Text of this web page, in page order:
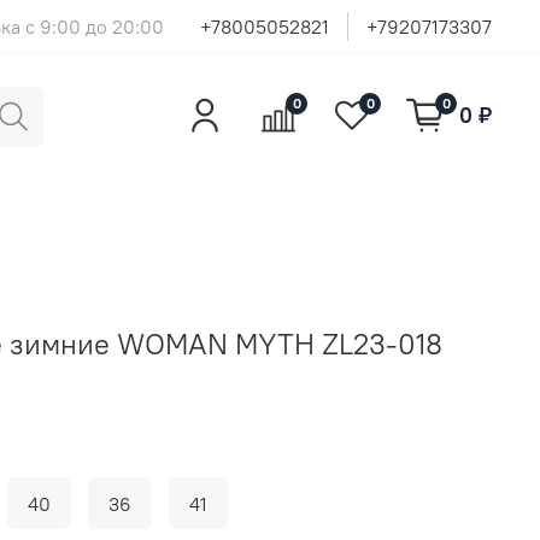
с 9:00 до 20:00 +78005052821 +79207173307
0 0 0 0 ₽
WOMAN MYTH ZL23-018
40 36 41